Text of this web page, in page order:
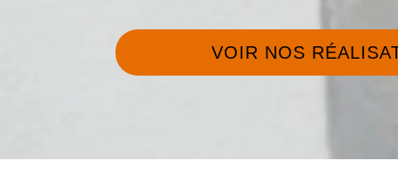
VOIR NOS